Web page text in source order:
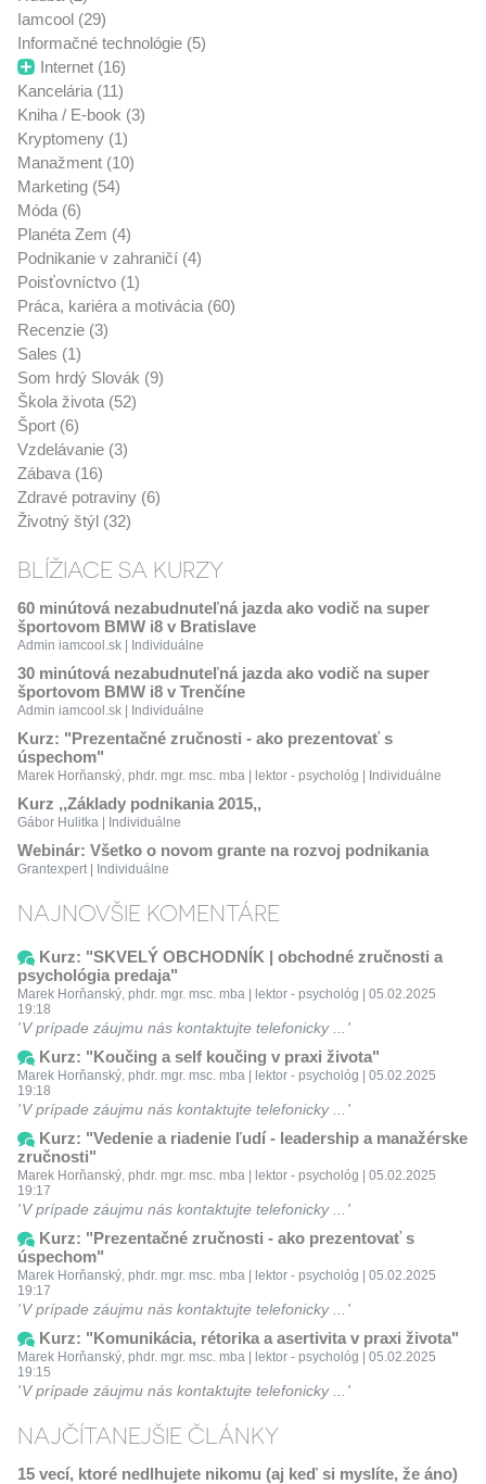
Iamcool (29)
Informačné technológie (5)
Internet (16)
Kancelária (11)
Kniha / E-book (3)
Kryptomeny (1)
Manažment (10)
Marketing (54)
Móda (6)
Planéta Zem (4)
Podnikanie v zahraničí (4)
Poisťovníctvo (1)
Práca, kariéra a motivácia (60)
Recenzie (3)
Sales (1)
Som hrdý Slovák (9)
Škola života (52)
Šport (6)
Vzdelávanie (3)
Zábava (16)
Zdravé potraviny (6)
Životný štýl (32)
BLÍŽIACE SA KURZY
60 minútová nezabudnuteľná jazda ako vodič na super
športovom BMW i8 v Bratislave
Admin iamcool.sk | Individuálne
30 minútová nezabudnuteľná jazda ako vodič na super
športovom BMW i8 v Trenčíne
Admin iamcool.sk | Individuálne
Kurz: "Prezentačné zručnosti - ako prezentovať s
úspechom"
Marek Horňanský, phdr. mgr. msc. mba | lektor - psychológ | Individuálne
Kurz ,,Základy podnikania 2015,,
Gábor Hulitka | Individuálne
Webinár: Všetko o novom grante na rozvoj podnikania
Grantexpert | Individuálne
NAJNOVŠIE KOMENTÁRE
Kurz: "SKVELÝ OBCHODNÍK | obchodné zručnosti a
psychológia predaja"
Marek Horňanský, phdr. mgr. msc. mba | lektor - psychológ | 05.02.2025
19:18
V prípade záujmu nás kontaktujte telefonicky ...
Kurz: "Koučing a self koučing v praxi života"
Marek Horňanský, phdr. mgr. msc. mba | lektor - psychológ | 05.02.2025
19:18
V prípade záujmu nás kontaktujte telefonicky ...
Kurz: "Vedenie a riadenie ľudí - leadership a manažérske
zručnosti"
Marek Horňanský, phdr. mgr. msc. mba | lektor - psychológ | 05.02.2025
19:17
V prípade záujmu nás kontaktujte telefonicky ...
Kurz: "Prezentačné zručnosti - ako prezentovať s
úspechom"
Marek Horňanský, phdr. mgr. msc. mba | lektor - psychológ | 05.02.2025
19:17
V prípade záujmu nás kontaktujte telefonicky ...
Kurz: "Komunikácia, rétorika a asertivita v praxi života"
Marek Horňanský, phdr. mgr. msc. mba | lektor - psychológ | 05.02.2025
19:15
V prípade záujmu nás kontaktujte telefonicky ...
NAJČÍTANEJŠIE ČLÁNKY
15 vecí, ktoré nedlhujete nikomu (aj keď si myslíte, že áno)